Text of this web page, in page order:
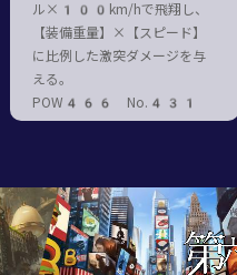
ル×100km/hで飛翔し、
【装備重量】×【スピード】
に比例した激突ダメージを与
える。
POW466 No.431